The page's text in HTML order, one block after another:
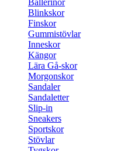
Ballerinor
Blinkskor
Finskor
Gummistövlar
Inneskor
Kängor
Lära Gå-skor
Morgonskor
Sandaler
Sandaletter
Slip-in
Sneakers
Sportskor
Stövlar